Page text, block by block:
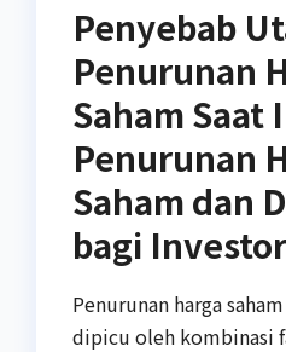
Penyebab
Penurunan
Saham Saat
Penurunan
Saham dan
bagi Investor
Penurunan harga
dipicu oleh kombinasi